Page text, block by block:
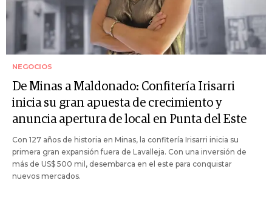
NEGOCIOS
De Minas a Maldonado: Confitería Irisarri
inicia su gran apuesta de crecimiento y
anuncia apertura de local en Punta del Este
Con 127 años de historia en Minas, la confitería Irisarri inicia su
primera gran expansión fuera de Lavalleja. Con una inversión de
más de US$ 500 mil, desembarca en el este para conquistar
nuevos mercados.